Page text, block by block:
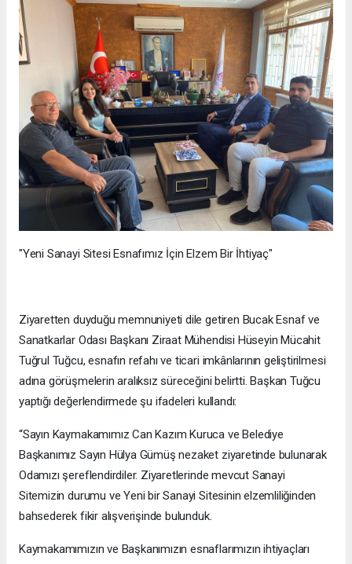
"Yeni Sanayi Sitesi Esnafımız İçin Elzem Bir İhtiyaç"
Ziyaretten duyduğu memnuniyeti dile getiren Bucak Esnaf ve
Sanatkarlar Odası Başkanı Ziraat Mühendisi Hüseyin Mücahit
Tuğrul Tuğcu, esnafın refahı ve ticari imkânlarının geliştirilmesi
adına görüşmelerin aralıksız süreceğini belirtti. Başkan Tuğcu
yaptığı değerlendirmede şu ifadeleri kullandı:
“Sayın Kaymakamımız Can Kazım Kuruca ve Belediye
Başkanımız Sayın Hülya Gümüş nezaket ziyaretinde bulunarak
Odamızı şereflendirdiler. Ziyaretlerinde mevcut Sanayi
Sitemizin durumu ve Yeni bir Sanayi Sitesinin elzemliliğinden
bahsederek fikir alışverişinde bulunduk.
Kaymakamımızın ve Başkanımızın esnaflarımızın ihtiyaçları